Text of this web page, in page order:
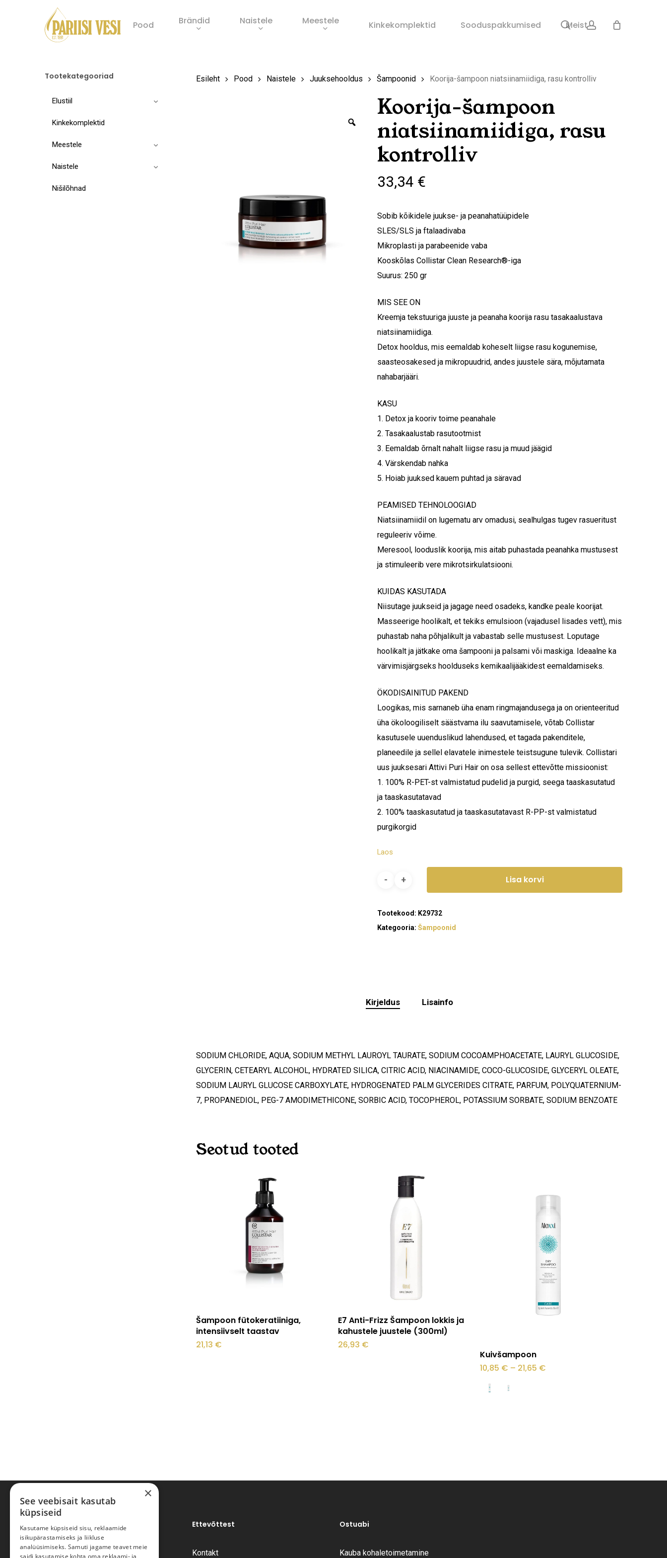
Pood Brändid Naistele Meestele Kinkekomplektid Sooduspakkumised Meist
search account
Ostukorv
Mine poodi
Tootekategooriad
Elustiil
Kinkekomplektid
Meestele
Naistele
Nišilõhnad
Esileht Pood Naistele Juuksehooldus Šampoonid Koorija-šampoon niatsiinamiidiga, rasu kontrolliv
Koorija-šampoon
niatsiinamiidiga, rasu
kontrolliv
33,34 €
Sobib kõikidele juukse- ja peanahatüüpidele
SLES/SLS ja ftalaadivaba
Mikroplasti ja parabeenide vaba
Kooskõlas Collistar Clean Research®-iga
Suurus: 250 gr
MIS SEE ON
Kreemja tekstuuriga juuste ja peanaha koorija rasu tasakaalustava
niatsiinamiidiga.
Detox hooldus, mis eemaldab koheselt liigse rasu kogunemise,
saasteosakesed ja mikropuudrid, andes juustele sära, mõjutamata
nahabarjääri.
KASU
1. Detox ja kooriv toime peanahale
2. Tasakaalustab rasutootmist
3. Eemaldab õrnalt nahalt liigse rasu ja muud jäägid
4. Värskendab nahka
5. Hoiab juuksed kauem puhtad ja säravad
PEAMISED TEHNOLOOGIAD
Niatsiinamiidil on lugematu arv omadusi, sealhulgas tugev rasueritust
reguleeriv võime.
Meresool, looduslik koorija, mis aitab puhastada peanahka mustusest
ja stimuleerib vere mikrotsirkulatsiooni.
KUIDAS KASUTADA
Niisutage juukseid ja jagage need osadeks, kandke peale koorijat.
Masseerige hoolikalt, et tekiks emulsioon (vajadusel lisades vett), mis
puhastab naha põhjalikult ja vabastab selle mustusest. Loputage
hoolikalt ja jätkake oma šampooni ja palsami või maskiga. Ideaalne ka
värvimisjärgseks hoolduseks kemikaalijääkidest eemaldamiseks.
ÖKODISAINITUD PAKEND
Loogikas, mis sarnaneb üha enam ringmajandusega ja on orienteeritud
üha ökoloogiliselt säästvama ilu saavutamisele, võtab Collistar
kasutusele uuenduslikud lahendused, et tagada pakenditele,
planeedile ja sellel elavatele inimestele teistsugune tulevik. Collistari
uus juuksesari Attivi Puri Hair on osa sellest ettevõtte missioonist:
1. 100% R-PET-st valmistatud pudelid ja purgid, seega taaskasutatud
ja taaskasutatavad
2. 100% taaskasutatud ja taaskasutatavast R-PP-st valmistatud
purgikorgid
Laos
Lisa korvi
Tootekood: K29732
Kategooria:Šampoonid
Kirjeldus Lisainfo
SODIUM CHLORIDE, AQUA, SODIUM METHYL LAUROYL TAURATE, SODIUM COCOAMPHOACETATE, LAURYL GLUCOSIDE,
GLYCERIN, CETEARYL ALCOHOL, HYDRATED SILICA, CITRIC ACID, NIACINAMIDE, COCO-GLUCOSIDE, GLYCERYL OLEATE,
SODIUM LAURYL GLUCOSE CARBOXYLATE, HYDROGENATED PALM GLYCERIDES CITRATE, PARFUM, POLYQUATERNIUM-
7, PROPANEDIOL, PEG-7 AMODIMETHICONE, SORBIC ACID, TOCOPHEROL, POTASSIUM SORBATE, SODIUM BENZOATE
Seotud tooted
Lisa korvi
Šampoon fütokeratiiniga,
intensiivselt taastav
21,13 €
Lisa korvi
E7 Anti-Frizz Šampoon lokkis ja
kahustele juustele (300ml)
26,93 €
mitu
Kuivšampoon
10,85 € – 21,65 €
Ettevõttest
Kontakt
Ostuabi
Kauba kohaletoimetamine
×
See veebisait kasutab
küpsiseid
Kasutame küpsiseid sisu, reklaamide
isikupärastamiseks ja liikluse
analüüsimiseks. Samuti jagame teavet meie
saidi kasutamise kohta oma reklaami- ja